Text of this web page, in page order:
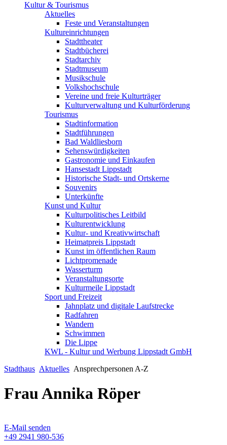
Kultur & Tourismus
Aktuelles
Feste und Veranstaltungen
Kultureinrichtungen
Stadttheater
Stadtbücherei
Stadtarchiv
Stadtmuseum
Musikschule
Volkshochschule
Vereine und freie Kulturträger
Kulturverwaltung und Kulturförderung
Tourismus
Stadtinformation
Stadtführungen
Bad Waldliesborn
Sehenswürdigkeiten
Gastronomie und Einkaufen
Hansestadt Lippstadt
Historische Stadt- und Ortskerne
Souvenirs
Unterkünfte
Kunst und Kultur
Kulturpolitisches Leitbild
Kulturentwicklung
Kultur- und Kreativwirtschaft
Heimatpreis Lippstadt
Kunst im öffentlichen Raum
Lichtpromenade
Wasserturm
Veranstaltungsorte
Kulturmeile Lippstadt
Sport und Freizeit
Jahnplatz und digitale Laufstrecke
Radfahren
Wandern
Schwimmen
Die Lippe
KWL - Kultur und Werbung Lippstadt GmbH
Stadthaus Aktuelles Ansprechpersonen A-Z
Frau Annika Röper
E-Mail senden
+49 2941 980-536